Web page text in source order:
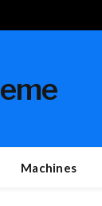
Machines